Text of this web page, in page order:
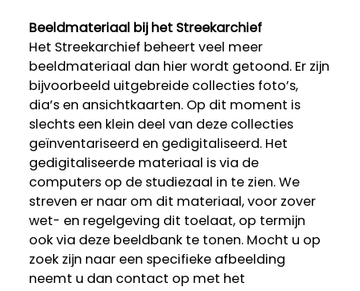
Beeldmateriaal bij het Streekarchief
Het Streekarchief beheert veel meer
beeldmateriaal dan hier wordt getoond. Er zijn
bijvoorbeeld uitgebreide collecties foto’s,
dia’s en ansichtkaarten. Op dit moment is
slechts een klein deel van deze collecties
geïnventariseerd en gedigitaliseerd. Het
gedigitaliseerde materiaal is via de
computers op de studiezaal in te zien. We
streven er naar om dit materiaal, voor zover
wet- en regelgeving dit toelaat, op termijn
ook via deze beeldbank te tonen. Mocht u op
zoek zijn naar een specifieke afbeelding
neemt u dan contact op met het